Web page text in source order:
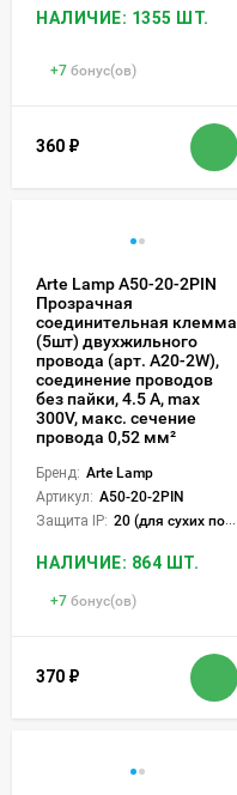
НАЛИЧИЕ: 1355 ШТ.
+7 бонус(ов)
360 ₽
Arte Lamp A50-20-2PIN
Прозрачная
соединительная клемма
(5шт) двухжильного
провода (арт. A20-2W),
соединение проводов
без пайки, 4.5 А, max
300V, макс. сечение
провода 0,52 мм²
Бренд: Arte Lamp
Артикул: A50-20-2PIN
Защита IP: 20 (для сухих пом.)
НАЛИЧИЕ: 864 ШТ.
+7 бонус(ов)
370 ₽